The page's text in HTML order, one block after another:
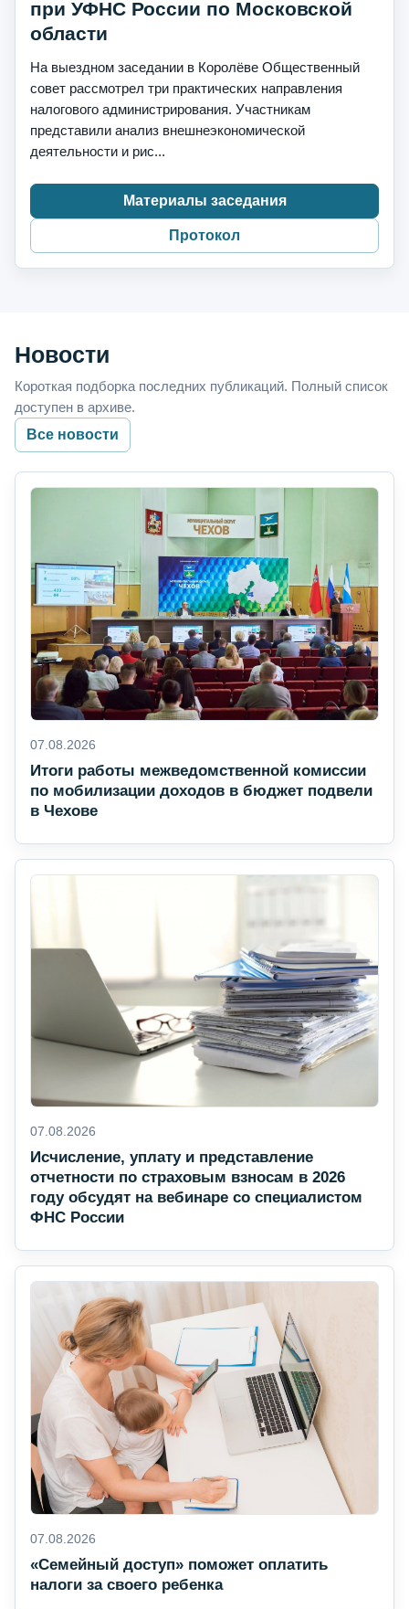
при УФНС России по Московской
области
На выездном заседании в Королёве Общественный
совет рассмотрел три практических направления
налогового администрирования. Участникам
представили анализ внешнеэкономической
деятельности и рис...
Материалы заседания
Протокол
Новости
Короткая подборка последних публикаций. Полный список
доступен в архиве.
Все новости
07.08.2026
Итоги работы межведомственной комиссии
по мобилизации доходов в бюджет подвели
в Чехове
07.08.2026
Исчисление, уплату и представление
отчетности по страховым взносам в 2026
году обсудят на вебинаре со специалистом
ФНС России
07.08.2026
«Семейный доступ» поможет оплатить
налоги за своего ребенка